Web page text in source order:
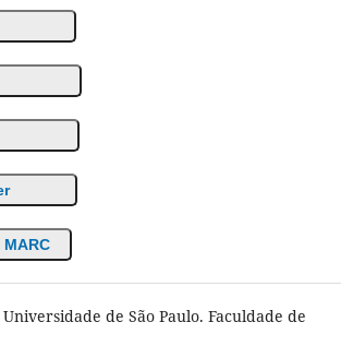
de São Paulo. Faculdade de